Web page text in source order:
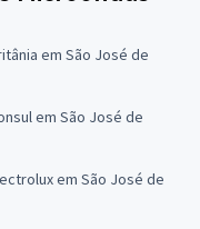
em São José de
em São José de
em São José de